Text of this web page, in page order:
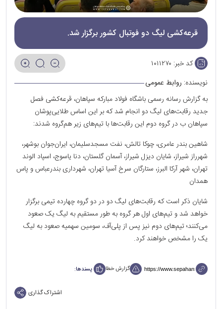
قرعه‌کشی لیگ دو فوتبال کشور برگزار شد.
کد خبر: ۱۰۱۱۲۷۰
نویسنده: روابط عمومی
به گزارش رسانه‌ رسمی باشگاه فولاد مبارکه‌ سپاهان، قرعه‌کشی فصل
جدید رقابت‌های لیگ دو انجام شد که بر این اساس طلایی‌پوشان
سپاهان ب در گروه دوم این رقابت‌ها با تیم‌های زیر هم‌گروه شدند:
شاهین بندر عامری، چوکا تالش، نفت مسجدسلیمان، ایران‌جوان بوشهر،
شهرراز شیراز، شایان دیزل شیراز، آسمان گلستان، دنا یاسوج، اسپاد الوند
تهران، شهر آرکا البرز، ستارگان سرخ آسیا تهران، شهرداری بندرعباس و پاس
همدان
شایان ذکر است که رقابت‌های لیگ دو در دو گروه چهارده تیمی برگزار
خواهد شد و تیم‌های اول هر گروه به طور مستقیم به لیگ یک صعود
می‌کنند؛ تیم‌های دوم نیز پس از پلی‌آف، سومین سهمیه صعود به لیگ
یک را مشخص خواهند کرد.
گزارش خطا پسندها:
اشتراک گذاری